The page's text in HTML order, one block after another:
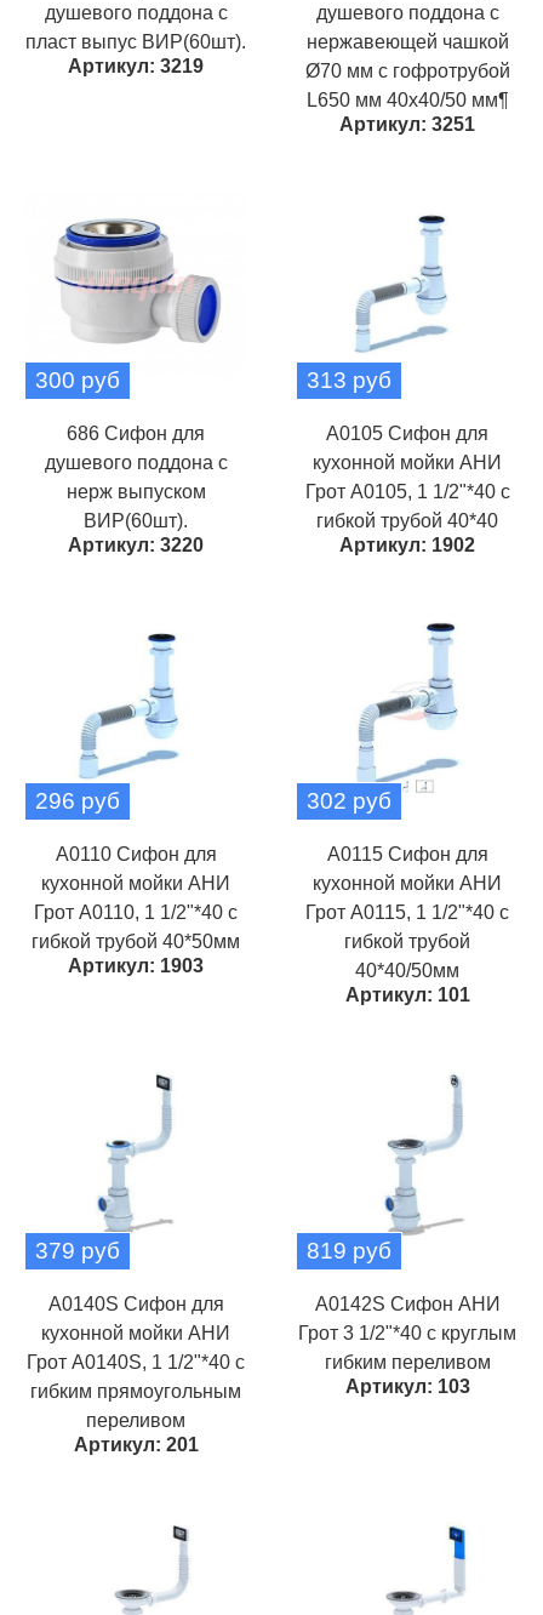
душевого поддона с
пласт выпус ВИР(60шт).
Артикул: 3219
душевого поддона с
нержавеющей чашкой
Ø70 мм с гофротрубой
L650 мм 40х40/50 мм¶
Артикул: 3251
300 руб
686 Сифон для
душевого поддона с
нерж выпуском
ВИР(60шт).
Артикул: 3220
313 руб
A0105 Сифон для
кухонной мойки АНИ
Грот A0105, 1 1/2"*40 c
гибкой трубой 40*40
Артикул: 1902
296 руб
A0110 Сифон для
кухонной мойки АНИ
Грот A0110, 1 1/2"*40 с
гибкой трубой 40*50мм
Артикул: 1903
302 руб
A0115 Сифон для
кухонной мойки АНИ
Грот A0115, 1 1/2"*40 с
гибкой трубой
40*40/50мм
Артикул: 101
379 руб
A0140S Сифон для
кухонной мойки АНИ
Грот A0140S, 1 1/2"*40 с
гибким прямоугольным
переливом
Артикул: 201
819 руб
A0142S Сифон АНИ
Грот 3 1/2"*40 с круглым
гибким переливом
Артикул: 103